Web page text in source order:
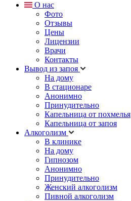
О нас
Фото
Отзывы
Цены
Лицензии
Врачи
Контакты
Вывод из запоя
На дому
В стационаре
Анонимно
Принудительно
Капельница от похмелья
Капельница от запоя
Алкоголизм
В клинике
На дому
Гипнозом
Анонимно
Принудительно
Женский алкоголизм
Пивной алкоголизм